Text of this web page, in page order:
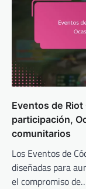
Eventos de
participación,
comunitarios
Los Eventos de
diseñadas para
el compromiso